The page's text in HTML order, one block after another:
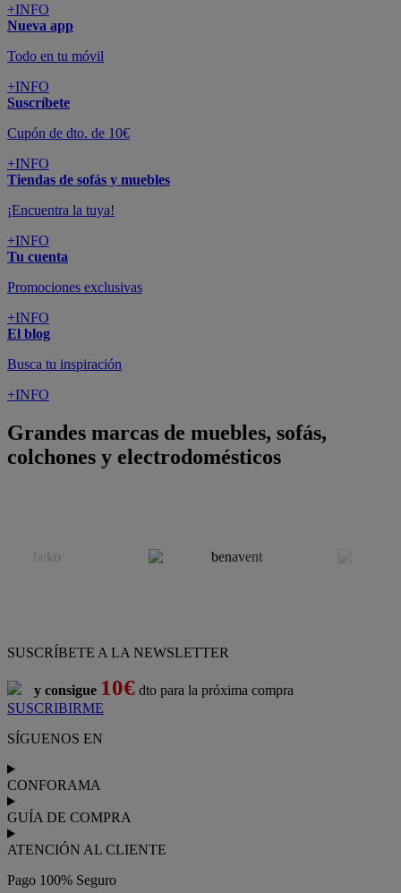
+INFO
Nueva app
Todo en tu móvil
+INFO
Suscríbete
Cupón de dto. de 10€
+INFO
Tiendas de sofás y muebles
¡Encuentra la tuya!
+INFO
Tu cuenta
Promociones exclusivas
+INFO
El blog
Busca tu inspiración
+INFO
Grandes marcas de muebles, sofás,
colchones y electrodomésticos
SUSCRÍBETE A LA NEWSLETTER
y consigue 10€ dto para la próxima compra
SUSCRIBIRME
SÍGUENOS EN
CONFORAMA
GUÍA DE COMPRA
ATENCIÓN AL CLIENTE
Pago 100% Seguro